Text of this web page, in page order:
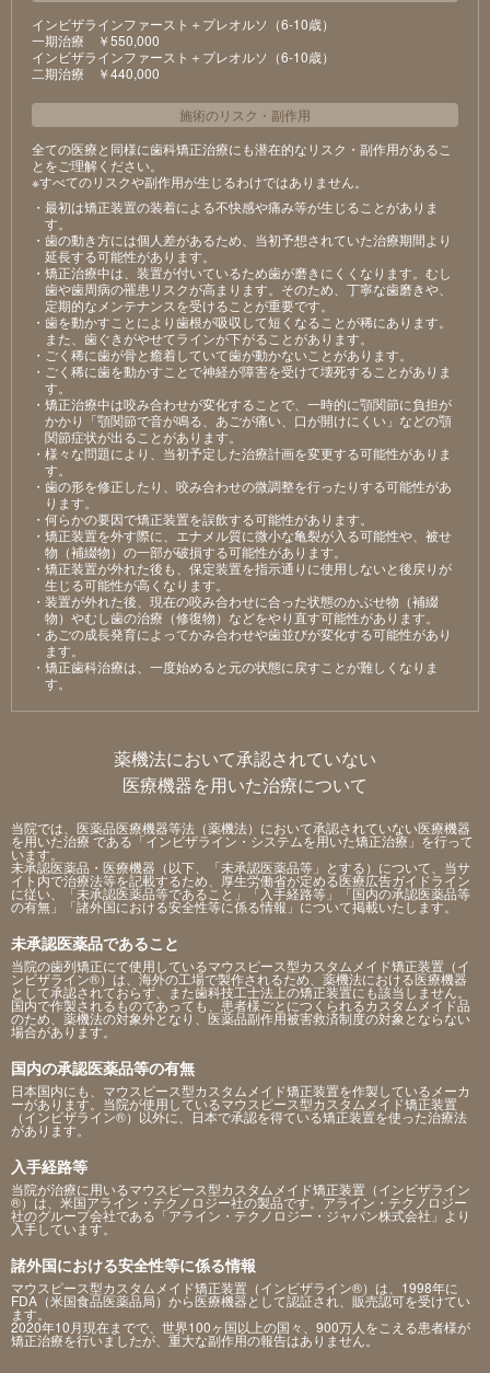
インビザラインファースト＋プレオルソ（6-10歳）
⼀期治療 ￥550,000
インビザラインファースト＋プレオルソ（6-10歳）
⼆期治療 ￥440,000
施術のリスク ・ 副作用
全ての医療と同様に歯科矯正治療にも潜在的なリスク・副作用があるこ
とをご理解ください。
※すべてのリスクや副作用が生じるわけではありません。
・最初は矯正装置の装着による不快感や痛み等が⽣じることがありま
す。
・⻭の動き⽅には個⼈差があるため、当初予想されていた治療期間より
延⻑する可能性があります。
・矯正治療中は、装置が付いているため⻭が磨きにくくなります。むし
⻭や⻭周病の罹患リスクが⾼まります。そのため、丁寧な⻭磨きや、
定期的なメンテナンスを受けることが重要です。
・⻭を動かすことにより⻭根が吸収して短くなることが稀にあります。
また、⻭ぐきがやせてラインが下がることがあります。
・ごく稀に⻭が⾻と癒着していて⻭が動かないことがあります。
・ごく稀に⻭を動かすことで神経が障害を受けて壊死することがありま
す。
・矯正治療中は咬み合わせが変化することで、⼀時的に顎関節に負担が
かかり「顎関節で⾳が鳴る、あごが痛い、⼝が開けにくい」などの顎
関節症状が出ることがあります。
・様々な問題により、当初予定した治療計画を変更する可能性がありま
す。
・⻭の形を修正したり、咬み合わせの微調整を⾏ったりする可能性があ
ります。
・何らかの要因で矯正装置を誤飲する可能性があります。
・矯正装置を外す際に、エナメル質に微⼩な⻲裂が⼊る可能性や、被せ
物（補綴物）の⼀部が破損する可能性があります。
・矯正装置が外れた後も、保定装置を指⽰通りに使⽤しないと後戻りが
⽣じる可能性が⾼くなります。
・装置が外れた後、現在の咬み合わせに合った状態のかぶせ物（補綴
物）やむし⻭の治療（修復物）などをやり直す可能性があります。
・あごの成⻑発育によってかみ合わせや⻭並びが変化する可能性があり
ます。
・矯正⻭科治療は、⼀度始めると元の状態に戻すことが難しくなりま
す。
薬機法において承認されていない
医療機器を用いた治療について
当院では、医薬品医療機器等法（薬機法）において承認されていない医療機器
を用いた治療 である「インビザライン・システムを用いた矯正治療」を行って
います。
未承認医薬品・医療機器（以下、「未承認医薬品等」とする）について、当サ
イト内で治療法等を記載するため、厚生労働省が定める医療広告ガイドライン
に従い、「未承認医薬品等であること」「入手経路等」「国内の承認医薬品等
の有無」「諸外国における安全性等に係る情報」について掲載いたします。
未承認医薬品であること
当院の歯列矯正にて使用しているマウスピース型カスタムメイド矯正装置（イ
ンビザライン®）は、海外の工場で製作されるため、薬機法における医療機器
として承認されておらず、また歯科技工士法上の矯正装置にも該当しません。
国内で作製されるものであっても、患者様ごとにつくられるカスタムメイド品
のため、薬機法の対象外となり、医薬品副作用被害救済制度の対象とならない
場合があります。
国内の承認医薬品等の有無
日本国内にも、マウスピース型カスタムメイド矯正装置を作製しているメーカ
ーがあります。当院が使用しているマウスピース型カスタムメイド矯正装置
（インビザライン®）以外に、日本で承認を得ている矯正装置を使った治療法
があります。
入手経路等
当院が治療に用いるマウスピース型カスタムメイド矯正装置（インビザライン
®）は、米国アライン・テクノロジー社の製品です。アライン・テクノロジー
社のグループ会社である「アライン・テクノロジー・ジャパン株式会社」より
入手しています。
諸外国における安全性等に係る情報
マウスピース型カスタムメイド矯正装置（インビザライン®）は、1998年に
FDA（米国食品医薬品局）から医療機器として認証され、販売認可を受けてい
ます。
2020年10月現在までで、世界100ヶ国以上の国々、900万人をこえる患者様が
矯正治療を行いましたが、重大な副作用の報告はありません。